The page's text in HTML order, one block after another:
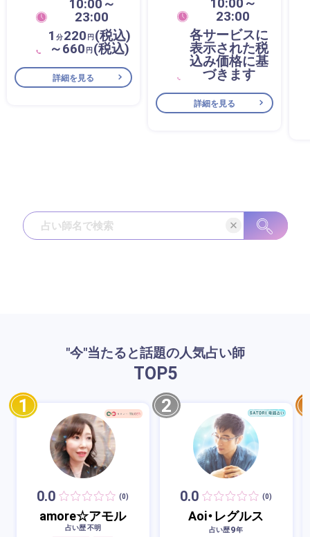
23:00
1 分220 円(税込)
～660 円(税込)
詳細を見る
23:00
各サービスに
表示された税
込み価格に基
づきます
詳細を見る
"今"当たると話題の人気占い師
TOP5
1
0.0 (0)
amore☆アモル
占い歴 不明
2
0.0 (0)
Aoi・レグルス
占い歴9年